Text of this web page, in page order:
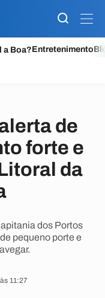
a Boa?Entretenimento
de
forte e
da
dos Portos
pequeno porte e
11:27